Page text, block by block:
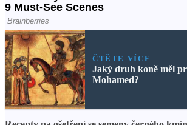
ČTĚTE VÍCE
Jaký druh koně měl
Mohamed?